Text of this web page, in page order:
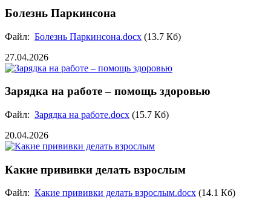
Болезнь Паркинсона
Файл: Болезнь Паркинсона.docx (13.7 Кб)
27.04.2026
Зарядка на работе – помощь здоровью
Файл: Зарядка на работе.docx (15.7 Кб)
20.04.2026
Какие прививки делать взрослым
Файл: Какие прививки делать взрослым.docx (14.1 Кб)